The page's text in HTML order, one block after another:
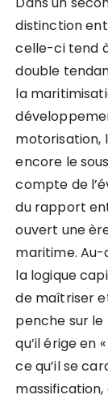
distinction
celle-ci tend
double
la
motorisation,
encore le
compte de
du rapport
ouvert une
maritime. Au-
la logique
de maîtriser
penche sur
qu’il érige en
ce qu’il se